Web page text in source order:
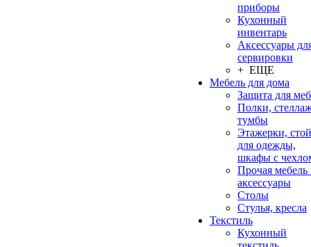
приборы
Кухонный
инвентарь
Аксессуары
сервировки
+ ЕЩЕ
Мебель для дома
Защита для
Полки,
тумбы
Этажерки,
для одежды,
шкафы с
Прочая мебель
аксессуары
Столы
Стулья, кресла
Текстиль
Кухонный